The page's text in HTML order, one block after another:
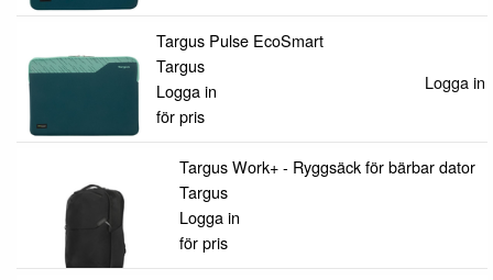
Targus Pulse EcoSmart
Targus
Logga in
för pris
Logga in
Targus Work+ - Ryggsäck för bärbar dator
Targus
Logga in
för pris